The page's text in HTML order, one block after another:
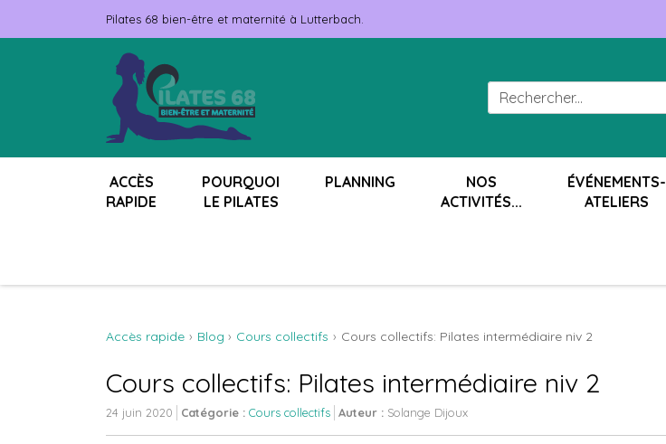
Pilates 68 bien-être et maternité à Lutterbach.
ACCÈS
RAPIDE
POURQUOI
LE PILATES
PLANNING
NOS
ACTIVITÉS...
ÉVÉNEMENTS-
ATELIERS
Accès rapide Blog Cours collectifs Cours collectifs: Pilates intermédiaire niv 2
Cours collectifs: Pilates intermédiaire niv 2
24 juin 2020 Catégorie : Cours collectifs Auteur : Solange Dijoux